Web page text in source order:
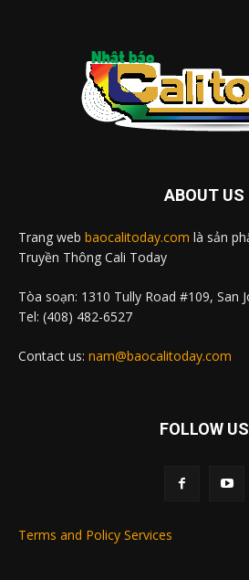
ABOUT US
Trang web baocalitoday.com là sản
Truyền Thông Cali Today
Tòa soạn: 1310 Tully Road #109, San
Tel: (408) 482-6527
Contact us: nam@baocalitoday.com
FOLLOW US
Terms and Policy Services